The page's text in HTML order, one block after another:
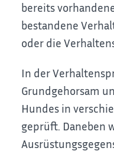
bereits
bestandene
oder die
In der
Grundgehorsam
Hundes in
geprüft. Daneben